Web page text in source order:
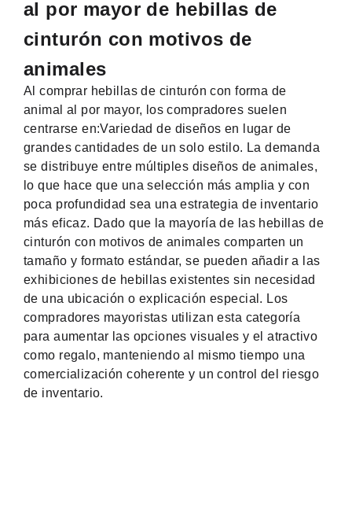
Corchet Flower & Bouquet Displays
al por mayor de hebillas de
cinturón con motivos de
animales
Al comprar hebillas de cinturón con forma de
animal al por mayor, los compradores suelen
centrarse en:Variedad de diseños en lugar de
grandes cantidades de un solo estilo. La demanda
se distribuye entre múltiples diseños de animales,
lo que hace que una selección más amplia y con
poca profundidad sea una estrategia de inventario
más eficaz. Dado que la mayoría de las hebillas de
cinturón con motivos de animales comparten un
tamaño y formato estándar, se pueden añadir a las
exhibiciones de hebillas existentes sin necesidad
de una ubicación o explicación especial. Los
compradores mayoristas utilizan esta categoría
para aumentar las opciones visuales y el atractivo
como regalo, manteniendo al mismo tiempo una
comercialización coherente y un control del riesgo
de inventario.